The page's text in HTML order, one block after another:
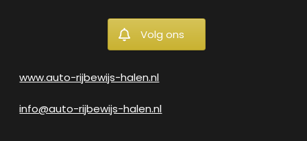
Volg ons
www.auto-rijbewijs-halen.nl
info@auto-rijbewijs-halen.nl